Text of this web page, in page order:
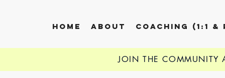
HOME ABOUT COACHING (1:1 &
JOIN THE COMMUNITY